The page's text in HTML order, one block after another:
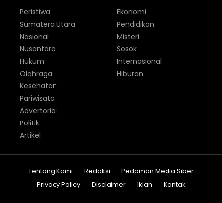
Peristiwa
Sumatera Utara
Nasional
Nusantara
Hukum
Olahraga
Ekonomi
Pendidikan
Misteri
Sosok
Internasional
Hiburan
Kesehatan
Pariwisata
Advertorial
Politik
Artikel
Tentang Kami Redaksi
Pedoman Media Siber
Privacy Policy
Disclaimer Iklan Kontak